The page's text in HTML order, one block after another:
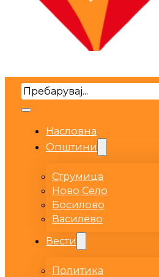
Search
Насловна
Општини
Струмица
Ново Село
Босилово
Василево
Вести
Политика